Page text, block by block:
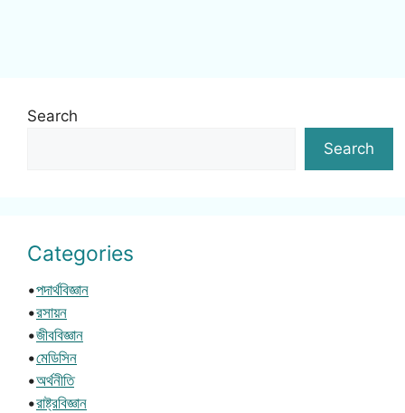
Search
Search
Categories
•পদার্থবিজ্ঞান
•রসায়ন
•জীববিজ্ঞান
•মেডিসিন
•অর্থনীতি
•রাষ্ট্রবিজ্ঞান